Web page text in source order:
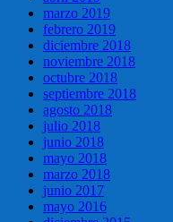
marzo 2019
febrero 2019
diciembre 2018
noviembre 2018
octubre 2018
septiembre 2018
agosto 2018
julio 2018
junio 2018
mayo 2018
marzo 2018
junio 2017
mayo 2016